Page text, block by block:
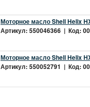
Моторное масло Shell Helix
Артикул: 550046366 | Код:
Моторное масло Shell Helix
Артикул: 550052791 | Код: